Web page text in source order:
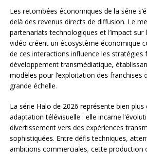
Les retombées économiques de la série
delà des revenus directs de diffusion. Le
partenariats technologiques et l’impact sur
vidéo créent un écosystème économique
de ces interactions influence les stratégies
développement transmédiatique,
modèles pour l’exploitation des franchises
grande échelle.
La série Halo de 2026 représente bien plus
adaptation télévisuelle : elle incarne
divertissement vers des expériences
sophistiquées. Entre défis techniques,
ambitions commerciales, cette production